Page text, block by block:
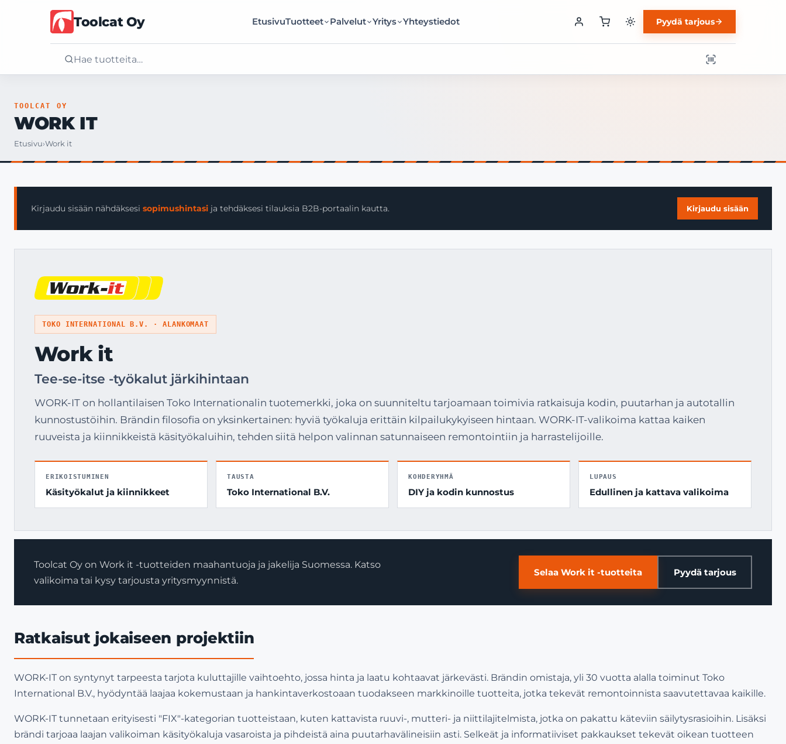
Toolcat Oy EtusivuTuotteet Palvelut Yritys Yhteystiedot Pyydä tarjous
Tuotteet
Yritys
TOOLCAT OY
WORK IT
Etusivu›Work it
Kirjaudu sisään nähdäksesi sopimushintasi ja tehdäksesi tilauksia B2B-portaalin kautta. Kirjaudu sisään
TOKO INTERNATIONAL B.V. · ALANKOMAAT
Work it
Tee-se-itse -työkalut järkihintaan
WORK-IT on hollantilaisen Toko Internationalin tuotemerkki, joka on suunniteltu tarjoamaan toimivia ratkaisuja kodin, puutarhan ja autotallin
kunnostustöihin. Brändin filosofia on yksinkertainen: hyviä työkaluja erittäin kilpailukykyiseen hintaan. WORK-IT-valikoima kattaa kaiken
ruuveista ja kiinnikkeistä käsityökaluihin, tehden siitä helpon valinnan satunnaiseen remontointiin ja harrastelijoille.
ERIKOISTUMINEN
Käsityökalut ja kiinnikkeet
TAUSTA
Toko International B.V.
KOHDERYHMÄ
DIY ja kodin kunnostus
LUPAUS
Edullinen ja kattava valikoima
Toolcat Oy on Work it -tuotteiden maahantuoja ja jakelija Suomessa. Katso
valikoima tai kysy tarjousta yritysmyynnistä.
Selaa Work it -tuotteita Pyydä tarjous
Ratkaisut jokaiseen projektiin
WORK-IT on syntynyt tarpeesta tarjota kuluttajille vaihtoehto, jossa hinta ja laatu kohtaavat järkevästi. Brändin omistaja, yli 30 vuotta alalla toiminut Toko
International B.V., hyödyntää laajaa kokemustaan ja hankintaverkostoaan tuodakseen markkinoille tuotteita, jotka tekevät remontoinnista saavutettavaa kaikille.
WORK-IT tunnetaan erityisesti "FIX"-kategorian tuotteistaan, kuten kattavista ruuvi-, mutteri- ja niittilajitelmista, jotka on pakattu käteviin säilytysrasioihin. Lisäksi
brändi tarjoaa laajan valikoiman käsityökaluja vasaroista ja pihdeistä aina puutarhavälineisiin asti. Selkeät ja informatiiviset pakkaukset tekevät oikean tuotteen